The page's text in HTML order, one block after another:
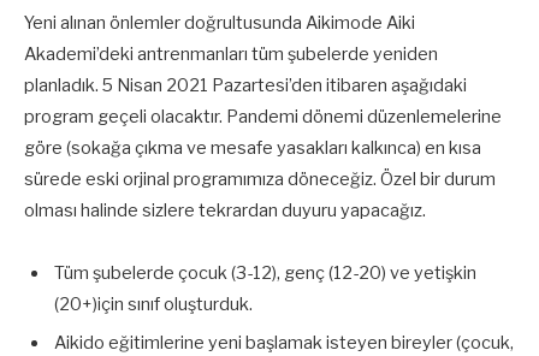
Yeni alınan önlemler doğrultusunda Aikimode Aiki
Akademi’deki antrenmanları tüm şubelerde yeniden
planladık. 5 Nisan 2021 Pazartesi’den itibaren aşağıdaki
program geçeli olacaktır. Pandemi dönemi düzenlemelerine
göre (sokağa çıkma ve mesafe yasakları kalkınca) en kısa
sürede eski orjinal programımıza döneceğiz. Özel bir durum
olması halinde sizlere tekrardan duyuru yapacağız.
Tüm şubelerde çocuk (3-12), genç (12-20) ve yetişkin
(20+)için sınıf oluşturduk.
Aikido eğitimlerine yeni başlamak isteyen bireyler (çocuk,